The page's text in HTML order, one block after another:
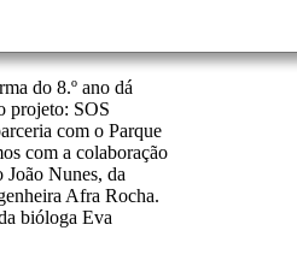
do 8.º ano dá
projeto: SOS
com o Parque
com a colaboração
Nunes, da
Afra Rocha.
bióloga Eva